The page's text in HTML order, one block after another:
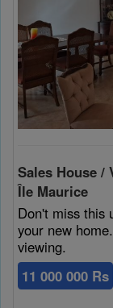
Sales House /
Île Maurice
Don't miss this
your new
viewing.
11 000 000 Rs